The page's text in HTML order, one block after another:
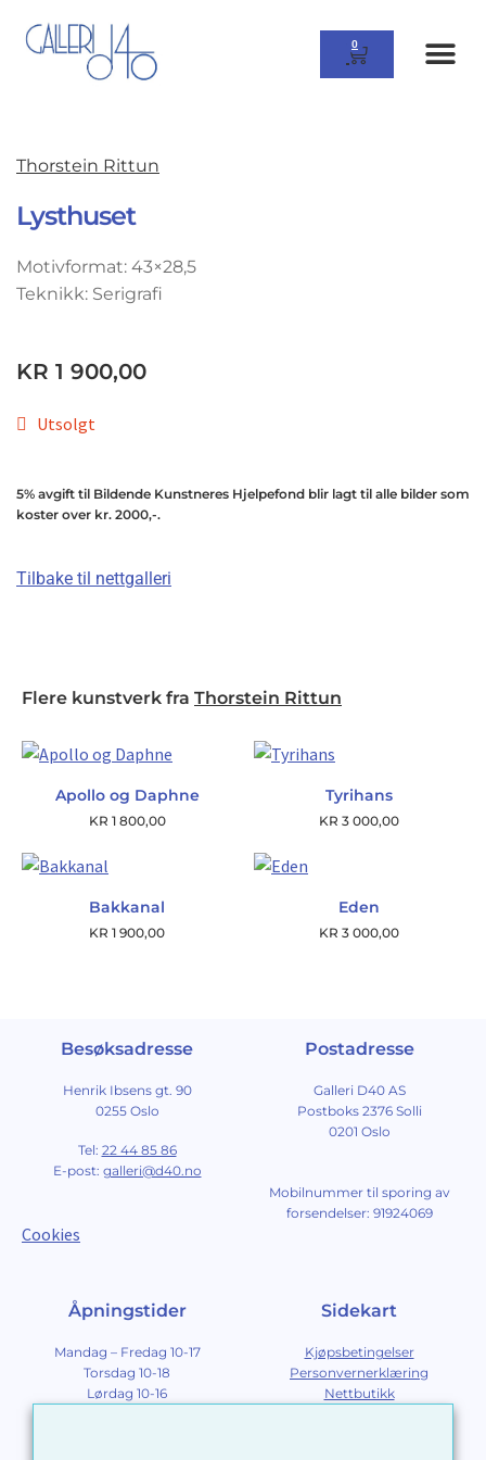
0
Thorstein Rittun
Lysthuset
Motivformat: 43×28,5
Teknikk: Serigrafi
KR 1 900,00
Utsolgt
5% avgift til Bildende Kunstneres Hjelpefond blir lagt til alle bilder som
koster over kr. 2000,-.
Tilbake til nettgalleri
Flere kunstverk fra Thorstein Rittun
Apollo og Daphne
KR 1 800,00
Tyrihans
KR 3 000,00
Bakkanal
KR 1 900,00
Eden
KR 3 000,00
Besøksadresse
Henrik Ibsens gt. 90
0255 Oslo
Tel: 22 44 85 86
E-post: galleri@d40.no
Cookies
Postadresse
Galleri D40 AS
Postboks 2376 Solli
0201 Oslo
Mobilnummer til sporing av
forsendelser: 91924069
Åpningstider
Mandag – Fredag 10-17
Torsdag 10-18
Lørdag 10-16
Sidekart
Kjøpsbetingelser
Personvernerklæring
Nettbutikk